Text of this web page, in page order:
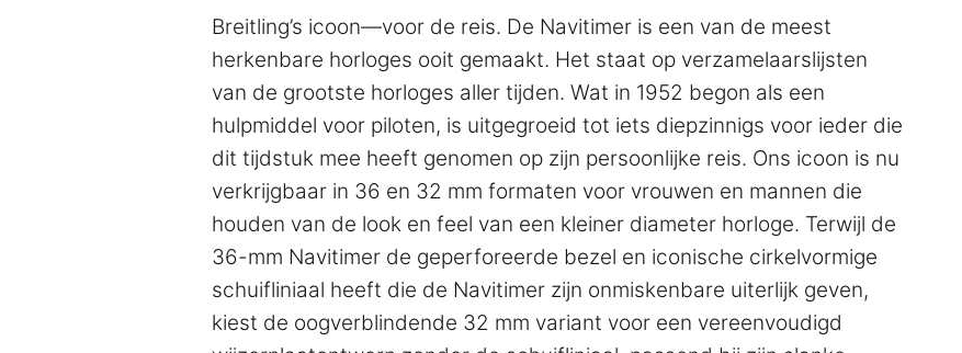
Breitling’s icoon—voor de reis. De Navitimer is een van de meest
herkenbare horloges ooit gemaakt. Het staat op verzamelaarslijsten
van de grootste horloges aller tijden. Wat in 1952 begon als een
hulpmiddel voor piloten, is uitgegroeid tot iets diepzinnigs voor ieder die
dit tijdstuk mee heeft genomen op zijn persoonlijke reis. Ons icoon is nu
verkrijgbaar in 36 en 32 mm formaten voor vrouwen en mannen die
houden van de look en feel van een kleiner diameter horloge. Terwijl de
36-mm Navitimer de geperforeerde bezel en iconische cirkelvormige
schuifliniaal heeft die de Navitimer zijn onmiskenbare uiterlijk geven,
kiest de oogverblindende 32 mm variant voor een vereenvoudigd